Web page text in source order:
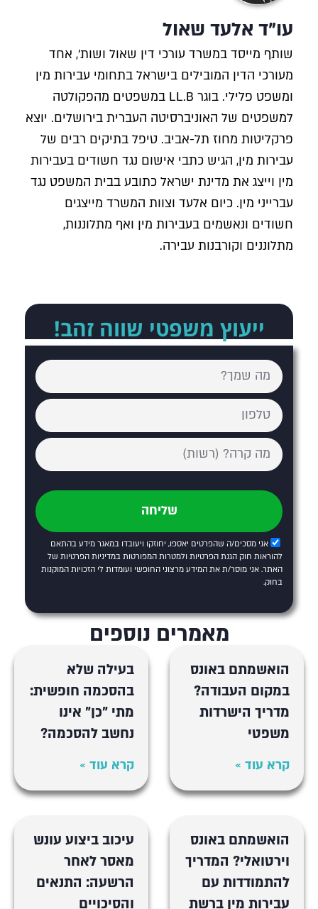
עו"ד אלעד שאול
שותף מייסד במשרד עורכי דין שאול ושות', אחד
מעורכי הדין המובילים בישראל בתחומי עבירות מין
ומשפט פלילי. בוגר LL.B במשפטים מהפקולטה
למשפטים של האוניברסיטה העברית בירושלים. יוצא
פרקליטות מחוז תל-אביב. טיפל בתיקים רבים של
עבירות מין, הגיש כתבי אישום נגד חשודים בעבירות
מין וייצג את מדינת ישראל כתובע בבית המשפט נגד
עברייני מין. כיום אלעד וצוות המשרד מייצגים
חשודים ונאשמים בעבירות מין ואף מתלוננות,
מתלוננים וקורבנות עבירה.
ייעוץ משפטי שווה זהב!
אני מסכים/ה שהפרטים יאספו, יחוזקו ויעובדו במאגר מידע בהתאם
להוראות חוק הגנת הפרטיות ולמטרות המפורטות במדיניות הפרטיות של
האתר. אני מוסר/ת את המידע מרצוני החופשי ועומדות לי הזכויות המוקנות
בחוק.
שליחה
מאמרים נוספים
הואשמתם באונס
במקום העבודה?
מדריך הישרדות
משפטי
קרא עוד »
בעילה שלא
בהסכמה חופשית:
מתי "כן" אינו
נחשב להסכמה?
קרא עוד »
הואשמתם באונס
וירטואלי? המדריך
להתמודדות עם
עבירות מין ברשת
עיכוב ביצוע עונש
מאסר לאחר
הרשעה: התנאים
והסיכויים